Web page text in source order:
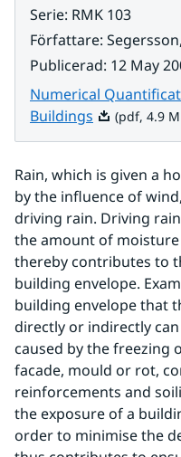
Serie: RMK 103
Författare:
Publicerad: 12 May
Numerical
Buildings Pdf, 4.9 MB.
(pdf, 4.9
Rain, which is given a
by the influence of
driving rain. Driving
the amount of
thereby contributes to
building envelope.
building envelope that
directly or indirectly
caused by the freezing
facade, mould or rot,
reinforcements and
the exposure of a
order to minimise the